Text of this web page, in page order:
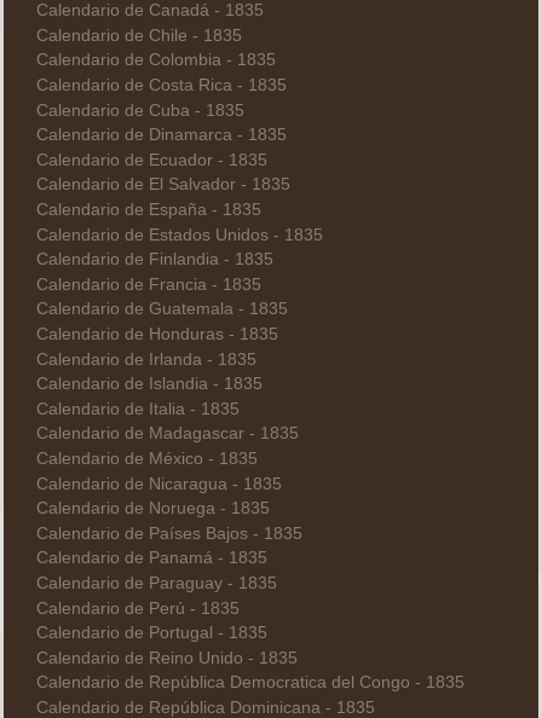
Calendario de Canadá - 1835
Calendario de Chile - 1835
Calendario de Colombia - 1835
Calendario de Costa Rica - 1835
Calendario de Cuba - 1835
Calendario de Dinamarca - 1835
Calendario de Ecuador - 1835
Calendario de El Salvador - 1835
Calendario de España - 1835
Calendario de Estados Unidos - 1835
Calendario de Finlandia - 1835
Calendario de Francia - 1835
Calendario de Guatemala - 1835
Calendario de Honduras - 1835
Calendario de Irlanda - 1835
Calendario de Islandia - 1835
Calendario de Italia - 1835
Calendario de Madagascar - 1835
Calendario de México - 1835
Calendario de Nicaragua - 1835
Calendario de Noruega - 1835
Calendario de Países Bajos - 1835
Calendario de Panamá - 1835
Calendario de Paraguay - 1835
Calendario de Perú - 1835
Calendario de Portugal - 1835
Calendario de Reino Unido - 1835
Calendario de República Democratica del Congo - 1835
Calendario de República Dominicana - 1835